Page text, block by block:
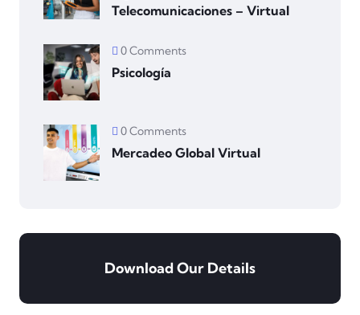
Telecomunicaciones – Virtual
0 Comments
Psicología
0 Comments
Mercadeo Global Virtual
Download Our Details